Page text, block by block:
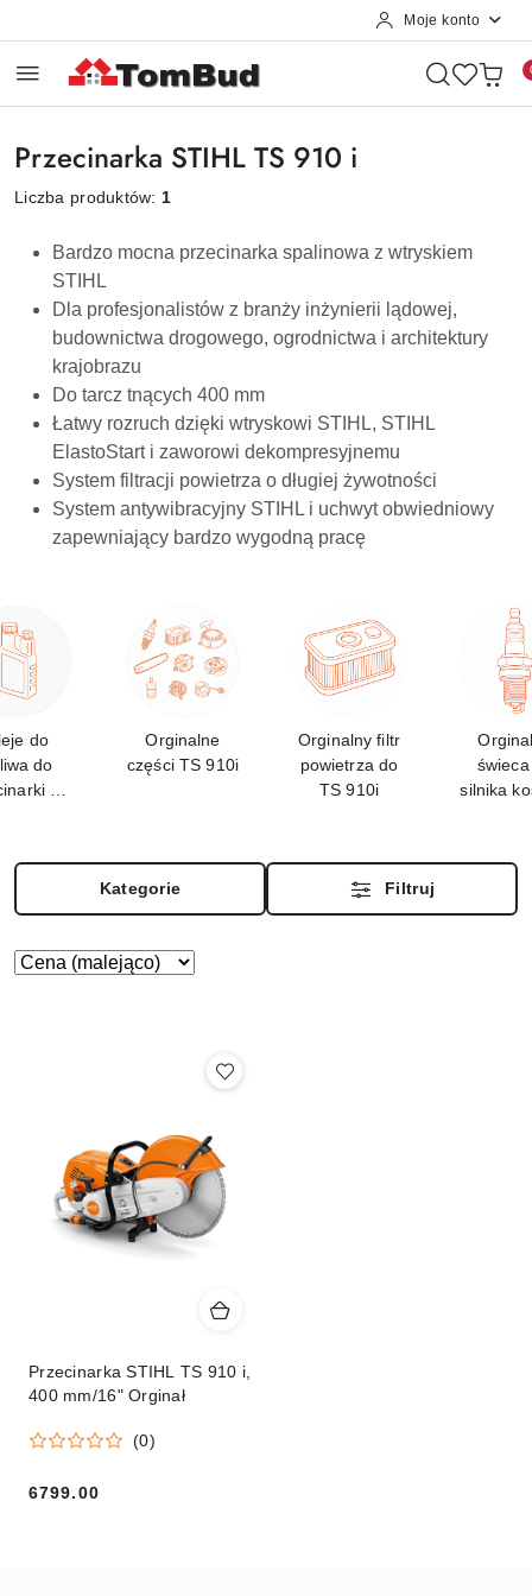
Moje konto
Przecinarka STIHL TS 910 i
Liczba produktów: 1
Bardzo mocna przecinarka spalinowa z wtryskiem
STIHL
Dla profesjonalistów z branży inżynierii lądowej,
budownictwa drogowego, ogrodnictwa i architektury
krajobrazu
Do tarcz tnących 400 mm
Łatwy rozruch dzięki wtryskowi STIHL, STIHL
ElastoStart i zaworowi dekompresyjnemu
System filtracji powietrza o długiej żywotności
System antywibracyjny STIHL i uchwyt obwiedniowy
zapewniający bardzo wygodną pracę
do
do
TS
Orginalne
części TS 910i
Orginalny filtr
powietrza do
TS 910i
silnika
Kategorie Filtruj
Zastosowano
Sortuj
Przecinarka STIHL TS 910 i,
400 mm/16" Orginał
(0)
6799.00